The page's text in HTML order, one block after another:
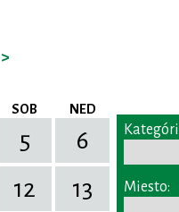
>
SOB NED
5
6
12
13
Miesto: